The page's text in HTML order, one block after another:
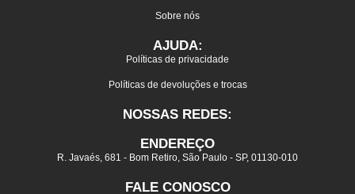
Sobre nós
AJUDA:
Políticas de privacidade
Políticas de devoluções e trocas
NOSSAS REDES:
ENDEREÇO
R. Javaés, 681 - Bom Retiro, São Paulo - SP, 01130-010
FALE CONOSCO